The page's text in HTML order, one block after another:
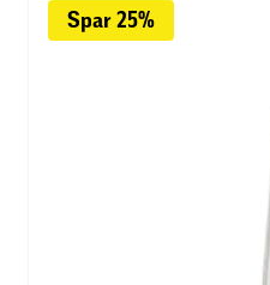
Spar 25%